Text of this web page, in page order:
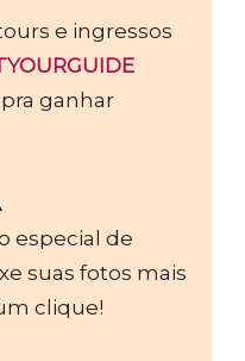
e ingressos
pra ganhar
especial de
suas fotos mais
clique!